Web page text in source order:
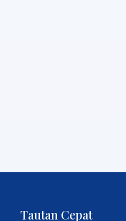
Tautan Cepat